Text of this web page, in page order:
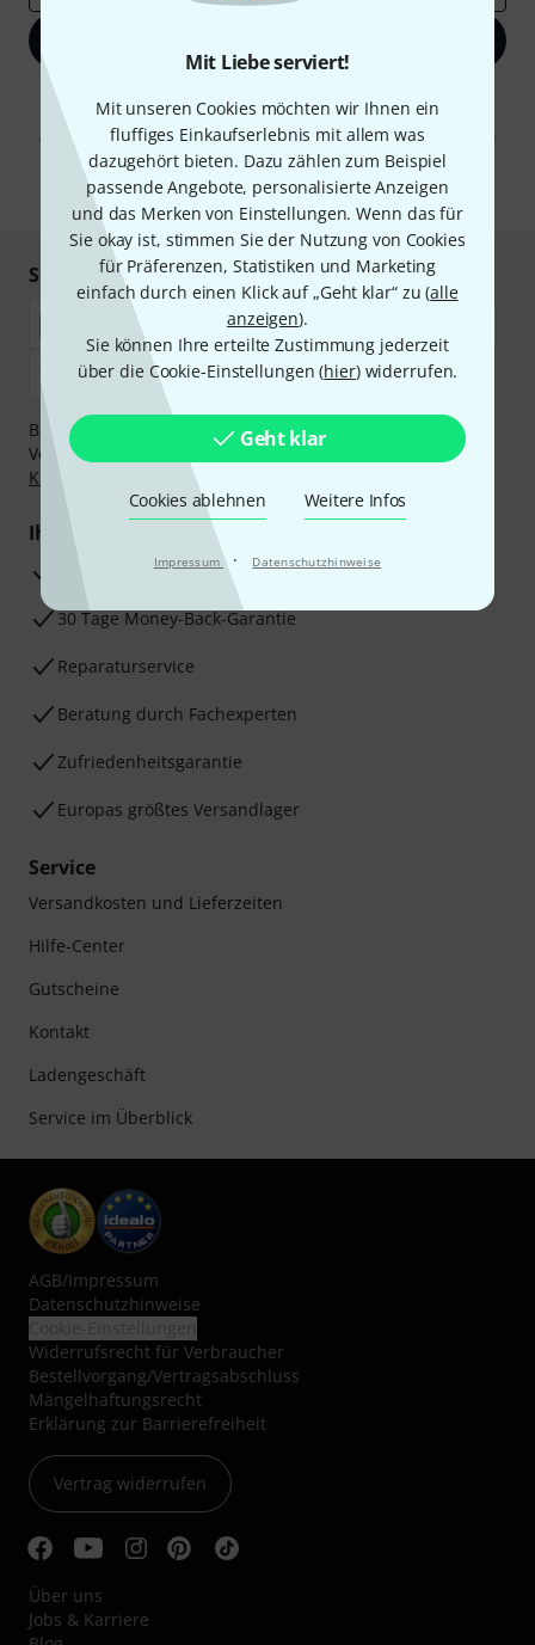
Mit Liebe serviert!
Mit unseren Cookies möchten wir Ihnen ein
fluffiges Einkaufserlebnis mit allem was
dazugehört bieten. Dazu zählen zum Beispiel
passende Angebote, personalisierte Anzeigen
und das Merken von Einstellungen. Wenn das für
Sie okay ist, stimmen Sie der Nutzung von Cookies
für Präferenzen, Statistiken und Marketing
einfach durch einen Klick auf „Geht klar“ zu (alle
anzeigen).
Sie können Ihre erteilte Zustimmung jederzeit
über die Cookie-Einstellungen (hier) widerrufen.
Geht klar
Cookies ablehnen Weitere Infos
Impressum · Datenschutzhinweise
Mit Klick auf „Jetzt anmelden“ stimmen Sie dem Erhalt von E-Mail-
Werbung und einer Messung des E-Mail-Nutzungsverhaltens zu. Die
Abmeldung ist jederzeit möglich. Weitere Informationen finden Sie in
unserenDatenschutzhinweisen.
* Pflichtfeld
Sicher einkaufen & bezahlen
Bezahlen Sie vertraulich und sicher per Nachnahme,
Vorkasse, PayPal, Amazon Pay,Klarna Sofort bezahlen,
Klarna Ratenzahlungoder Kreditkarte.
Ihre Vorteile
3 Jahre Thomann Garantie
30 Tage Money-Back-Garantie
Reparaturservice
Beratung durch Fachexperten
Zufriedenheitsgarantie
Europas größtes Versandlager
Service
Versandkosten und Lieferzeiten
Hilfe-Center
Gutscheine
Kontakt
Ladengeschäft
Service im Überblick
AGB/Impressum
Datenschutzhinweise
Widerrufsrecht für Verbraucher
Bestellvorgang/Vertragsabschluss
Mängelhaftungsrecht
Erklärung zur Barrierefreiheit
Vertrag widerrufen
Über uns
Jobs & Karriere